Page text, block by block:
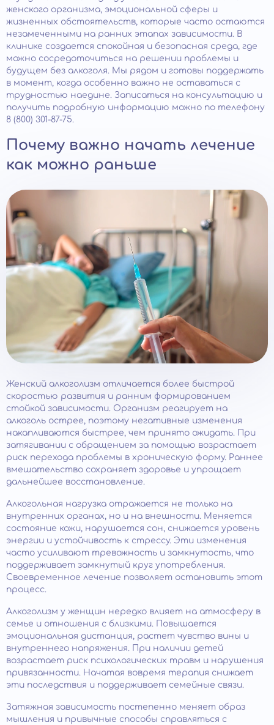
женского организма, эмоциональной сферы и
жизненных обстоятельств, которые часто остаются
незамеченными на ранних этапах зависимости. В
клинике создается спокойная и безопасная среда, где
можно сосредоточиться на решении проблемы и
будущем без алкоголя. Мы рядом и готовы поддержать
в момент, когда особенно важно не оставаться с
трудностью наедине. Записаться на консультацию и
получить подробную информацию можно по телефону
8 (800) 301-87-75.
Почему важно начать лечение
как можно раньше
Женский алкоголизм отличается более быстрой
скоростью развития и ранним формированием
стойкой зависимости. Организм реагирует на
алкоголь острее, поэтому негативные изменения
накапливаются быстрее, чем принято ожидать. При
затягивании с обращением за помощью возрастает
риск перехода проблемы в хроническую форму. Раннее
вмешательство сохраняет здоровье и упрощает
дальнейшее восстановление.
Алкогольная нагрузка отражается не только на
внутренних органах, но и на внешности. Меняется
состояние кожи, нарушается сон, снижается уровень
энергии и устойчивость к стрессу. Эти изменения
часто усиливают тревожность и замкнутость, что
поддерживает замкнутый круг употребления.
Своевременное лечение позволяет остановить этот
процесс.
Алкоголизм у женщин нередко влияет на атмосферу в
семье и отношения с близкими. Повышается
эмоциональная дистанция, растет чувство вины и
внутреннего напряжения. При наличии детей
возрастает риск психологических травм и нарушения
привязанности. Начатая вовремя терапия снижает
эти последствия и поддерживает семейные связи.
Затяжная зависимость постепенно меняет образ
мышления и привычные способы справляться с